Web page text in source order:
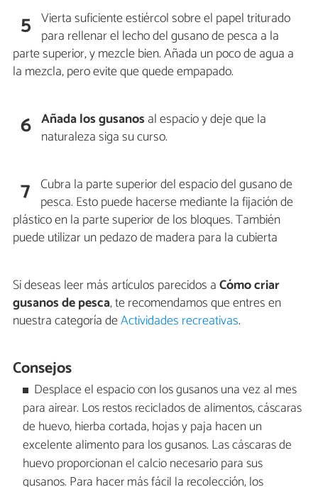
5 Vierta suficiente estiércol sobre el papel triturado
para rellenar el lecho del gusano de pesca a la
parte superior, y mezcle bien. Añada un poco de agua a
la mezcla, pero evite que quede empapado.
6 Añada los gusanos al espacio y deje que la
naturaleza siga su curso.
7 Cubra la parte superior del espacio del gusano de
pesca. Esto puede hacerse mediante la fijación de
plástico en la parte superior de los bloques. También
puede utilizar un pedazo de madera para la cubierta
Si deseas leer más artículos parecidos aCómo criar
gusanos de pesca, te recomendamos que entres en
nuestra categoría deActividades recreativas.
Consejos
Desplace el espacio con los gusanos una vez al mes
para airear. Los restos reciclados de alimentos, cáscaras
de huevo, hierba cortada, hojas y paja hacen un
excelente alimento para los gusanos. Las cáscaras de
huevo proporcionan el calcio necesario para sus
gusanos. Para hacer más fácil la recolección, los